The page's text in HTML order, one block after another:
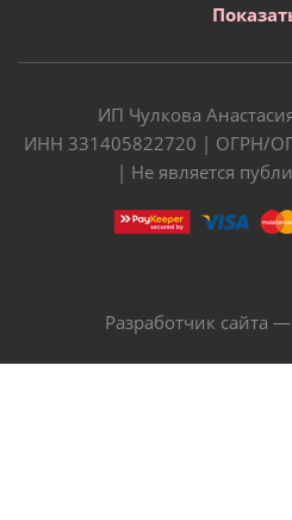
ИП Чулкова
ИНН 331405822720 | ОГРН/
| Не является
Разработчик сайта —